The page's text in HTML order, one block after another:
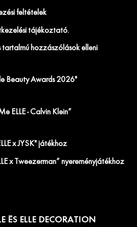
feltételek
tájékoztató.
tartalmú hozzászólások elleni
Beauty Awards 2026"
ELLE - Calvin Klein”
x JYSK" játékhoz
x Tweezerman” nyereményjátékhoz
ÉS ELLE DECORATION